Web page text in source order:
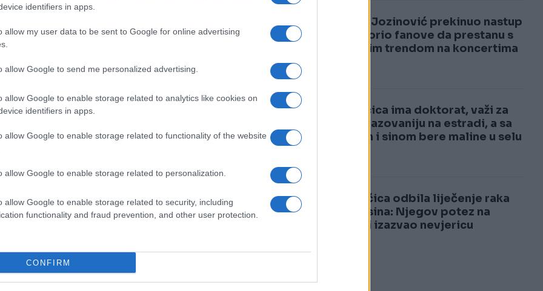
identifiers in apps.
allow my user data to be sent to Google for online advertising
allow Google to send me personalized advertising.
allow Google to enable storage related to analytics like cookies on
identifiers in apps.
allow Google to enable storage related to functionality of the website
allow Google to enable storage related to personalization.
allow Google to enable storage related to security, including
functionality and fraud prevention, and other user protection.
CONFIRM
čemu su govorili njegovi bliski saradnici
Mislio je da je taj period iza njega, ali je u
i iscrpljenosti, došlo do naglog pogoršanja
čega je hospitalizovan. Trenutno se nalazi u
i zadržaće se nekoliko dana kako bi se
je naglasiti da nije reč ni o čemu drugom,
za anksioznost. Ovim putem molimo za
u miru oporaviti. Kada bude spreman za lično
rekla je Ajla, Slobina PR menadžerka.
2
Jakov Jozinović prekinuo nastup
i upozorio fanove da prestanu s
opasnim trendom na koncertima
3
Pjevačica ima doktorat, važi za
najobrazovaniju na estradi, a sa
mužem i sinom bere maline u selu
4
Pjevačica odbila liječenje raka
zbog sina: Njegov potez na
samrti izazvao nevjericu